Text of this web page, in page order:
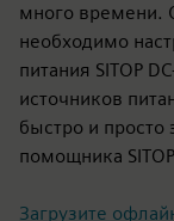
много времени.
необходимо
питания SITOP
источников
быстро и
помощника
Загрузите